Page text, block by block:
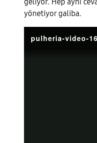
yönetiyor galiba.
pulheria-video-